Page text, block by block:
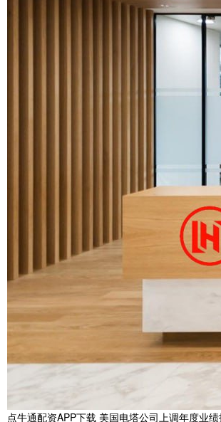
点牛通配资APP下载 美国电塔公司上调年度业